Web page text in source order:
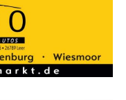
vereint
nah bei Ihnen.